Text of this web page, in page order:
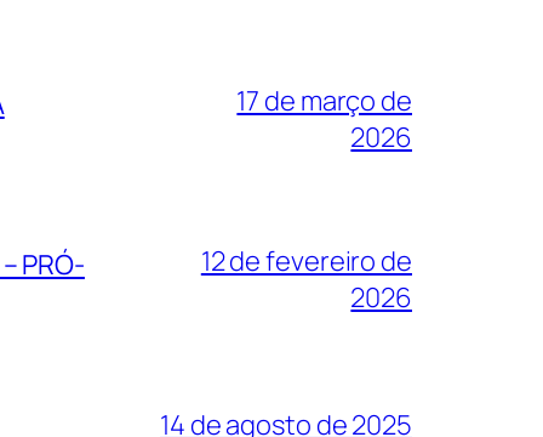
17 de março de
2026
PRÓ-
12 de fevereiro de
2026
14 de agosto de 2025